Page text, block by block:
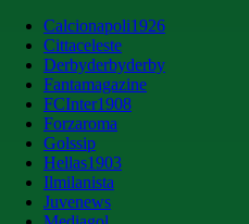
Calcionapoli1926
Cittaceleste
Derbyderbyderby
Fantamagazine
FCInter1908
Forzaroma
Golssip
Hellas1903
Ilmilanista
Juvenews